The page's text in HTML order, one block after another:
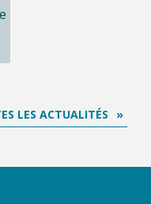
LES ACTUALITÉS